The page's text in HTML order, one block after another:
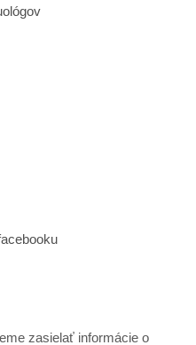
zasielať informácie o